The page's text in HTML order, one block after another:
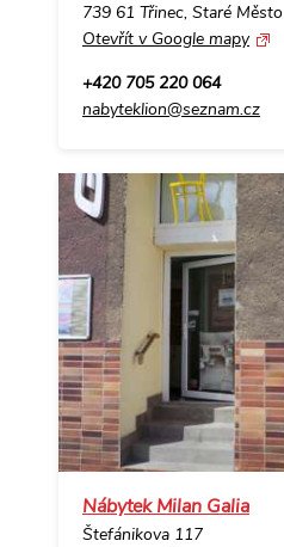
739 61 Třinec, Staré Město
Otevřít v Google mapy
+420 705 220 064
nabyteklion@seznam.cz
Nábytek Milan Galia
Štefánikova 117